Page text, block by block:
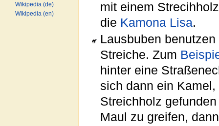
mit einem
die Kamona Lisa.
Lausbuben
Streiche. Zum
hinter eine
sich dann ein
Streichholz
Maul zu greifen,
Wikipedia (de)
Wikipedia (en)